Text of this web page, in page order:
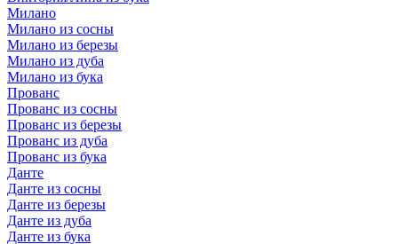
Милано
Милано из сосны
Милано из березы
Милано из дуба
Милано из бука
Прованс
Прованс из сосны
Прованс из березы
Прованс из дуба
Прованс из бука
Данте
Данте из сосны
Данте из березы
Данте из дуба
Данте из бука